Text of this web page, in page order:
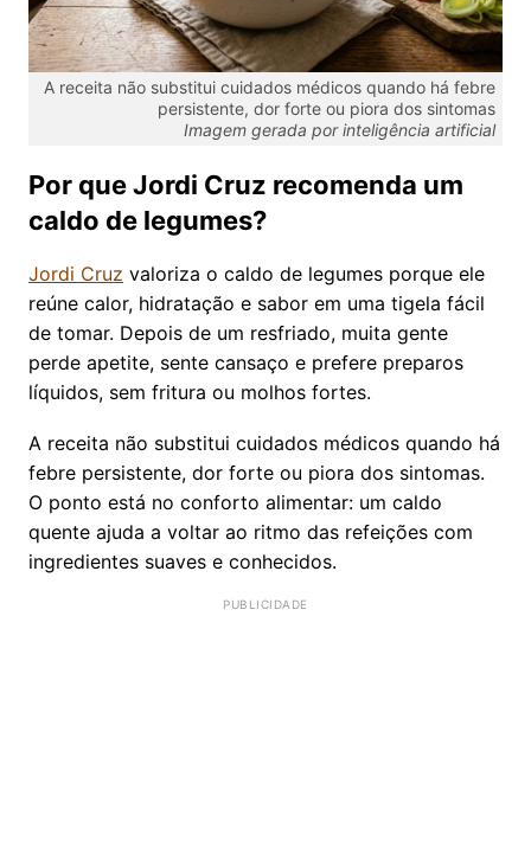
A receita não substitui cuidados médicos quando há febre
persistente, dor forte ou piora dos sintomas
Imagem gerada por inteligência artificial
Por que Jordi Cruz recomenda um
caldo de legumes?
Jordi Cruz valoriza o caldo de legumes porque ele
reúne calor, hidratação e sabor em uma tigela fácil
de tomar. Depois de um resfriado, muita gente
perde apetite, sente cansaço e prefere preparos
líquidos, sem fritura ou molhos fortes.
A receita não substitui cuidados médicos quando há
febre persistente, dor forte ou piora dos sintomas.
O ponto está no conforto alimentar: um caldo
quente ajuda a voltar ao ritmo das refeições com
ingredientes suaves e conhecidos.